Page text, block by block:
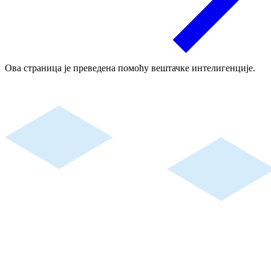
Ова страница је преведена помоћу вештачке интелигенције.